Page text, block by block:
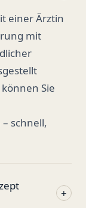
einer Ärztin
mit
Sie
schnell,
+